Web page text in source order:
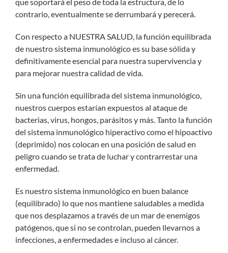
que soportará el peso de toda la estructura, de lo
contrario, eventualmente se derrumbará y perecerá.
Con respecto a NUESTRA SALUD, la función equilibrada
de nuestro sistema inmunológico es su base sólida y
definitivamente esencial para nuestra supervivencia y
para mejorar nuestra calidad de vida.
Sin una función equilibrada del sistema inmunológico,
nuestros cuerpos estarían expuestos al ataque de
bacterias, virus, hongos, parásitos y más. Tanto la función
del sistema inmunológico hiperactivo como el hipoactivo
(deprimido) nos colocan en una posición de salud en
peligro cuando se trata de luchar y contrarrestar una
enfermedad.
Es nuestro sistema inmunológico en buen balance
(equilibrado) lo que nos mantiene saludables a medida
que nos desplazamos a través de un mar de enemigos
patógenos, que si no se controlan, pueden llevarnos a
infecciones, a enfermedades e incluso al cáncer.